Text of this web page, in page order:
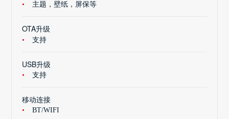
主题，壁纸，屏保等
OTA升级
支持
USB升级
支持
移动连接
BT/WIFI